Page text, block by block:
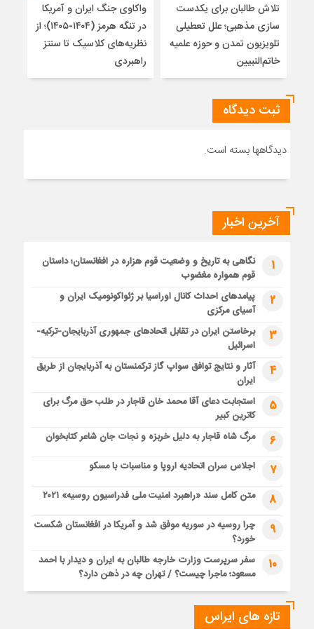
تلاش طالبان برای یکدست
سازی مذهبی؛ علل تعطیلی
تلویزیون تمدن و حوزه علمیه
خاتم‌النبیین
واکاوی جنگ ایران و آمریکا
در تنگه هرمز (۱۴۰۴-۱۴۰۵)؛ از
نظریه‌های کلاسیک تا سنتز
راهبردی
ثبت دیدگاه
دیدگاهها بسته است.
آخرین اخبار
1
نگاهی به تاریخ و وضعیت قوم هزاره در افغانستان؛ داستان
قوم همواره مغضوب
2
پیامدهای احداث کانال اوراسیا بر ژئواکونومیک ایران و
آسیای مرکزی
3
برخاستن ایران در تقابل اتحادهای جمهوری آذربایجان-ترکیه-
اسرائیل
4
آثار و نتایج توافق سواپ گاز ترکمنستان به آذربایجان از طریق
ایران
5
استجابت دعای آقا محمد خان قاجار در طلب حق مرگ برای
کاترین کبیر
6 مرگ شاه قاجار به دلیل خربزه و نجات جان شاعر کتابخوان
7 اجلاس سران اتحادیه اروپا و مناسبات با مسکو
8 متن کامل سند «راهبرد امنیت ملی فدراسیون روسیه» ۲۰۲۱
9
چرا روسیه در سوریه موفق شد و آمریکا در افغانستان شکست
خورد؟
10
سفر سرپرست وزارت خارجه طالبان به ایران و دیدار با احمد
مسعود؛ ماجرا چیست؟ / تهران چه در ذهن دارد؟
تازه های ایراس